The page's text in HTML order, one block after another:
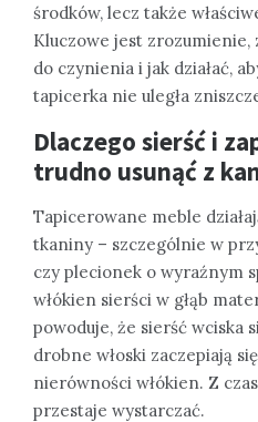
środków, lecz także
Kluczowe jest zrozumienie,
do czynienia i jak działać,
tapicerka nie uległa
Dlaczego sierść i
trudno usunąć z
Tapicerowane meble
tkaniny – szczególnie w
czy plecionek o wyraźnym
włókien sierści w głąb
powoduje, że sierść wciska
drobne włoski zaczepiają
nierówności włókien. Z
przestaje wystarczać.